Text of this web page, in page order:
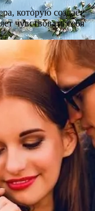
которую создаёт
чувствовать себя